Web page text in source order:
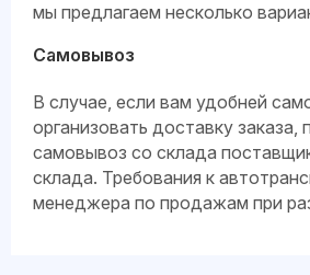
мы предлагаем несколько
Самовывоз
В случае, если вам удобней
организовать доставку заказа,
самовывоз со склада
склада. Требования к
менеджера по продажам при